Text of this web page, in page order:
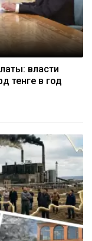
власти
тенге в год